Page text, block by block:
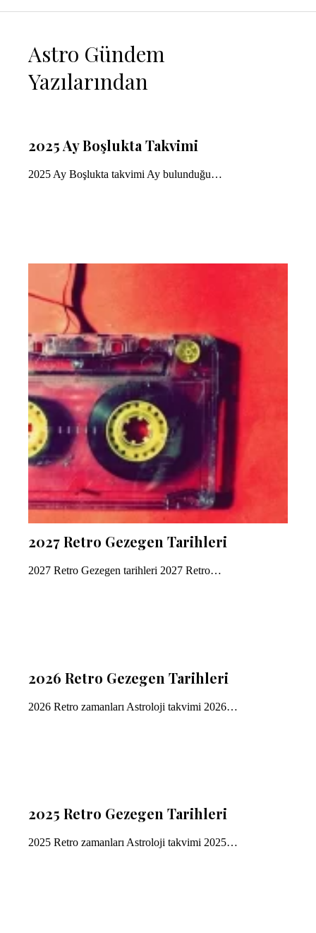
Astro Gündem
Yazılarından
2025 Ay Boşlukta Takvimi
2025 Ay Boşlukta takvimi Ay bulunduğu…
2027 Retro Gezegen Tarihleri
2027 Retro Gezegen tarihleri 2027 Retro…
2026 Retro Gezegen Tarihleri
2026 Retro zamanları Astroloji takvimi 2026…
2025 Retro Gezegen Tarihleri
2025 Retro zamanları Astroloji takvimi 2025…